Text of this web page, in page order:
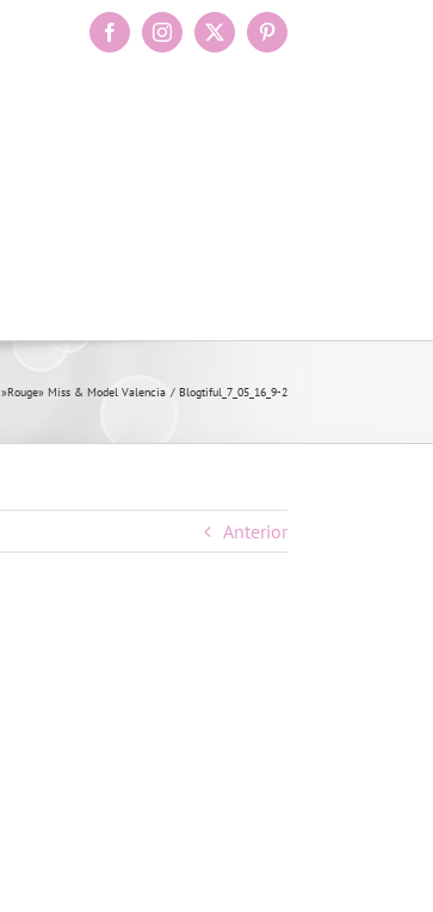
FacebookInstagram
X Pinterest
»Rouge» Miss & Model Valencia Blogtiful_7_05_16_9-2
Anterior